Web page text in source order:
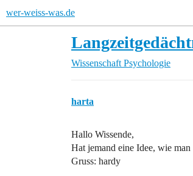
wer-weiss-was.de
Wissenschaft Psychologie
harta
Hallo Wissende,
Hat jemand eine Idee, wie
Gruss: hardy